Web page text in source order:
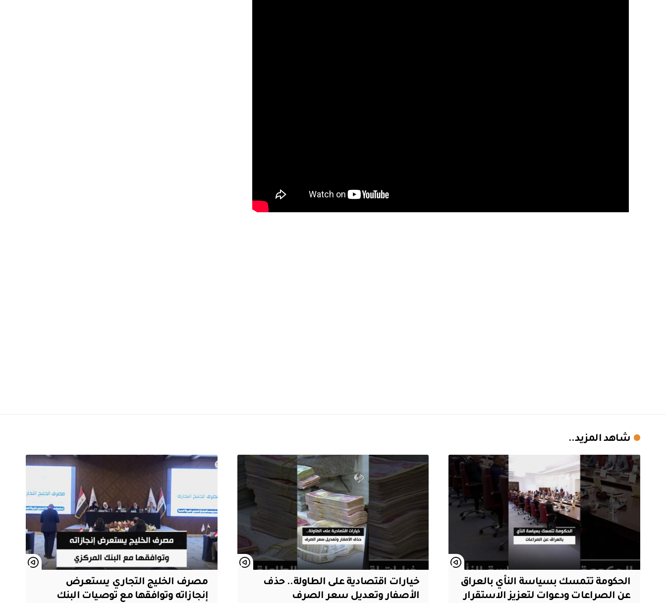
شاهد المزيد..
الحكومة تتمسك بسياسة النأي بالعراق
عن الصراعات ودعوات لتعزيز الاستقرار
خيارات اقتصادية على الطاولة.. حذف
الأصفار وتعديل سعر الصرف
مصرف الخليج التجاري يستعرض
إنجازاته وتوافقها مع توصيات البنك